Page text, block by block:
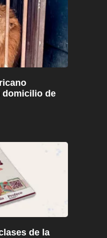
domicilio de
de la